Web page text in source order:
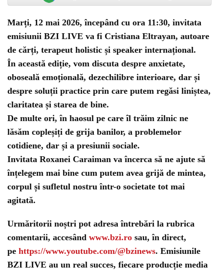
Marți, 12 mai 2026, începând cu ora 11:30, invitata
emisiunii BZI LIVE va fi Cristiana Eltrayan, autoare
de cărți, terapeut holistic și speaker internațional.
În această ediție, vom discuta despre anxietate,
oboseală emoțională, dezechilibre interioare, dar și
despre soluții practice prin care putem regăsi liniștea,
claritatea și starea de bine.
De multe ori, în haosul pe care îl trăim zilnic ne
lăsăm copleșiți de grija banilor, a problemelor
cotidiene, dar și a presiunii sociale.
Invitata Roxanei Caraiman va încerca să ne ajute să
înțelegem mai bine cum putem avea grijă de mintea,
corpul și sufletul nostru într-o societate tot mai
agitată.
Urmăritorii noștri pot adresa întrebări la rubrica
comentarii, accesând www.bzi.ro sau, în direct,
pe https://www.youtube.com/@bzinews. Emisiunile
BZI LIVE au un real succes, fiecare producție media